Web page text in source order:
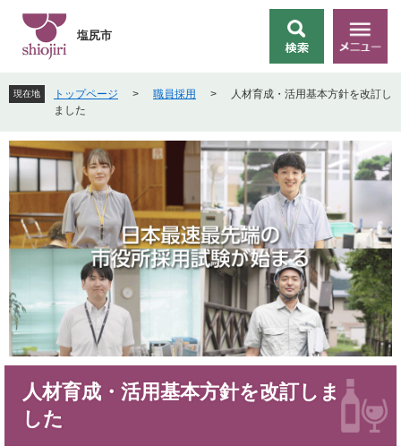
先
頭
す
。
を
飛
し
て
本
文
へ
索
メ
ニ
ー
塩尻市
現在地 トップページ > 職員採用 >
人材育成・活用基本方針を改訂し
ました
人材育成・活用基本方針を改訂しま
した